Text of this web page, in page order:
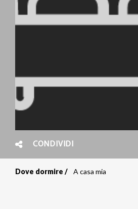
CONDIVIDI
Dove dormire A casa mia